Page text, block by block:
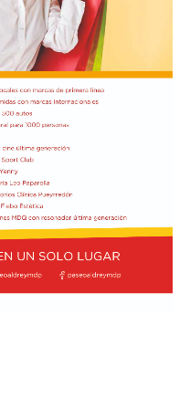
en un cruce entre la
que se manifestó en
y la senadora Patricia
a denunciar por
de la Sociedad
iniciativa la semana
del debate: “Una
frenando algo que es
no solo para el
la Argentina”, había